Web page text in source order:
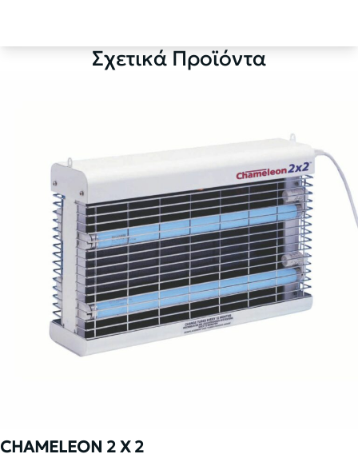
Σχετικά Προϊόντα
CHAMELEON 2 X 2